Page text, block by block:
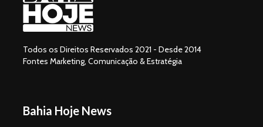
Todos os Direitos Reservados 2021 - Desde 2014
Fontes Marketing, Comunicação & Estratégia
Bahia Hoje News